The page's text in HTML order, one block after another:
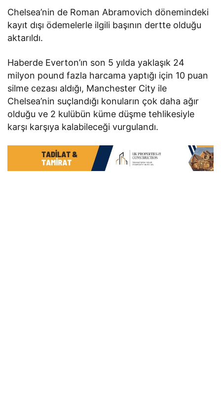
Chelsea’nin de Roman Abramovich dönemindeki
kayıt dışı ödemelerle ilgili başının dertte olduğu
aktarıldı.
Haberde Everton’ın son 5 yılda yaklaşık 24
milyon pound fazla harcama yaptığı için 10 puan
silme cezası aldığı, Manchester City ile
Chelsea’nin suçlandığı konuların çok daha ağır
olduğu ve 2 kulübün küme düşme tehlikesiyle
karşı karşıya kalabileceği vurgulandı.